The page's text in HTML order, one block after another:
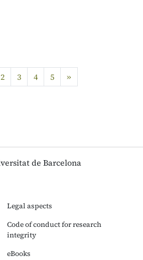
2 3 4 5 »next
Legal aspects
Code of conduct for research
integrity
eBooks